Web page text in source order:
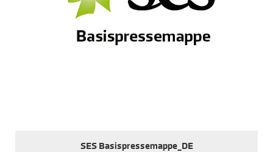
SES Basispressemappe_DE